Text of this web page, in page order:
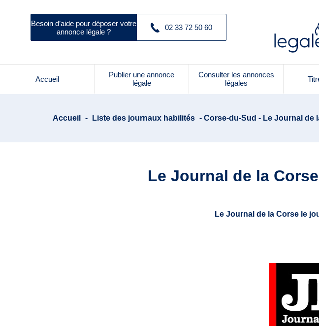
Besoin d’aide pour déposer votre
annonce légale ?
02 33 72 50 60
Accueil
Publier une annonce
légale
Consulter les annonces
légales
Accueil - Liste des journaux habilités - Corse-du-Sud - Le Journal de
Le Journal de la
Le Journal de la Corse le